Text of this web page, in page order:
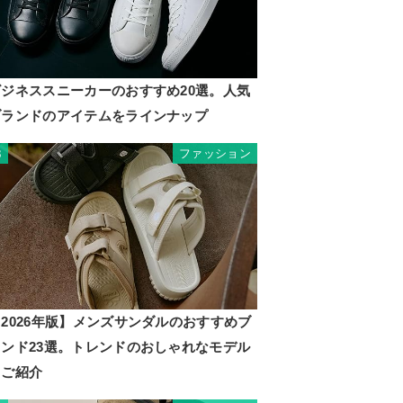
ネススニーカーのおすすめ20選。人気
ンドのアイテムをラインナップ
ファッション
年版】メンズサンダルのおすすめブ
ド23選。トレンドのおしゃれなモデル
紹介